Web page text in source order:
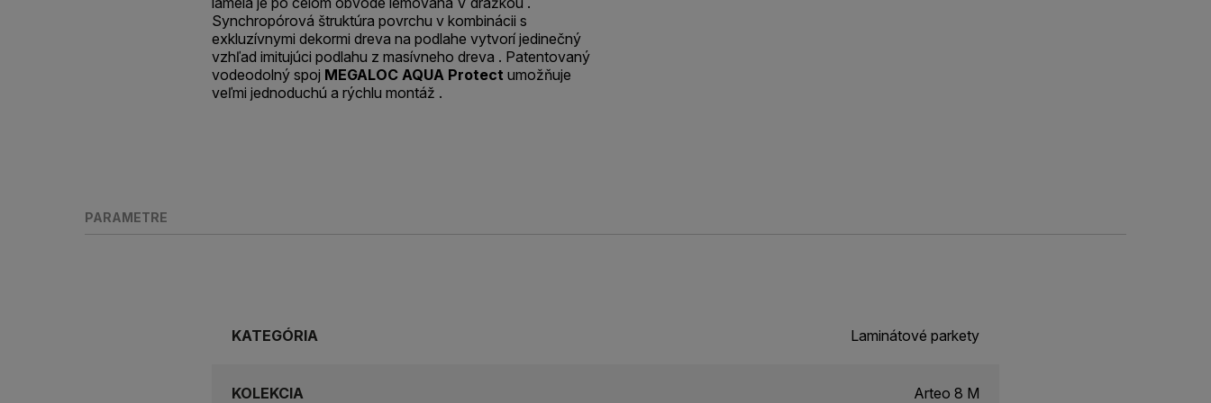
Synchropórová štruktúra povrchu v kombinácii s
exkluzívnymi dekormi dreva na podlahe vytvorí jedinečný
vzhľad imitujúci podlahu z masívneho dreva . Patentovaný
vodeodolný spoj MEGALOC AQUA Protect umožňuje
veľmi jednoduchú a rýchlu montáž .
PARAMETRE
KATEGÓRIA Laminátové parkety
KOLEKCIA Arteo 8 M